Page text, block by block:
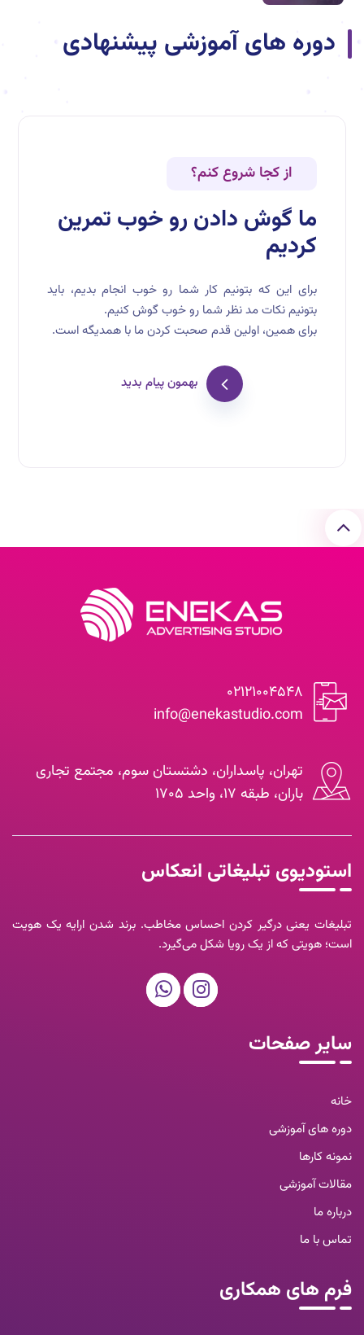
دوره های آموزشی پیشنهادی
از کجا شروع کنم؟
ما گوش دادن رو خوب تمرین
کردیم
برای این که بتونیم کار شما رو خوب انجام بدیم، باید
بتونیم نکات مد نظر شما رو خوب گوش کنیم.
برای همین، اولین قدم صحبت کردن ما با همدیگه است.
بهمون پیام بدید
۰۲۱۲۱۰۰۴۵۴۸
info@enekastudio.com
تهران، پاسداران، دشتستان سوم، مجتمع تجاری
باران، طبقه ۱۷، واحد ۱۷۰۵
استودیوی تبلیغاتی انعکاس
تبلیغات یعنی درگیر کردن احساس مخاطب. برند شدن ارایه یک هویت
است؛ هویتی که از یک رویا شکل می‌گیرد.
سایر صفحات
خانه
دوره های آموزشی
نمونه کارها
مقالات آموزشی
درباره ما
تماس با ما
فرم های همکاری